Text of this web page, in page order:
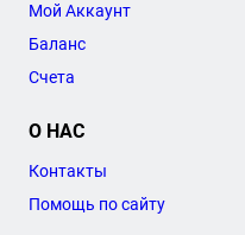
Мой Аккаунт
Баланс
Счета
О НАС
Контакты
Помощь по сайту